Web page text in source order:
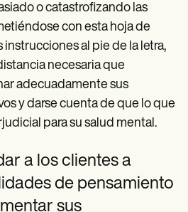
o catastrofizando las
con esta hoja de
al pie de la letra,
necesaria que
adecuadamente sus
y darse cuenta de que lo que
para su salud mental.
a los clientes a
de pensamiento
sus